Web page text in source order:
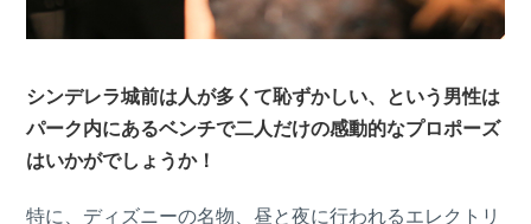
シンデレラ城前は人が多くて恥ずかしい、という男性は
パーク内にあるベンチで二人だけの感動的なプロポーズ
はいかがでしょうか！
特に、ディズニーの名物、昼と夜に行われるエレクトリ